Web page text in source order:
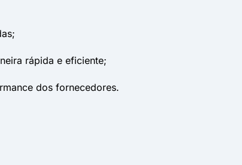
rápida e eficiente;
dos fornecedores.